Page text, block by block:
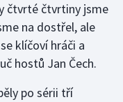
čtvrté čtvrtiny jsme
na dostřel, ale
klíčoví hráči a
hostů Jan Čech.
po sérii tří